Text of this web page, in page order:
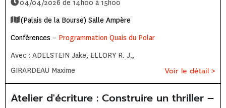
04/04/2026 de 14h00 à 15h00
(Palais de la Bourse) Salle Ampère
Conférences – Programmation Quais du Polar
Avec : ADELSTEIN Jake, ELLORY R. J.,
GIRARDEAU Maxime
Voir le détail >
Atelier d'écriture : Construire un thriller –